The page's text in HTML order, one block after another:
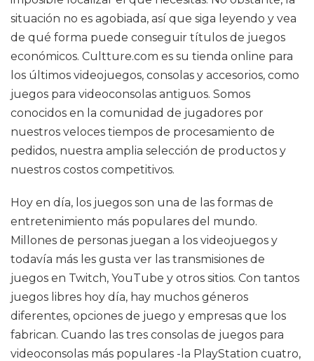
situación no es agobiada, así que siga leyendo y vea
de qué forma puede conseguir títulos de juegos
económicos. Cultture.com es su tienda online para
los últimos videojuegos, consolas y accesorios, como
juegos para videoconsolas antiguos. Somos
conocidos en la comunidad de jugadores por
nuestros veloces tiempos de procesamiento de
pedidos, nuestra amplia selección de productos y
nuestros costos competitivos.
Hoy en día, los juegos son una de las formas de
entretenimiento más populares del mundo.
Millones de personas juegan a los videojuegos y
todavía más les gusta ver las transmisiones de
juegos en Twitch, YouTube y otros sitios. Con tantos
juegos libres hoy día, hay muchos géneros
diferentes, opciones de juego y empresas que los
fabrican. Cuando las tres consolas de juegos para
videoconsolas más populares -la PlayStation cuatro,